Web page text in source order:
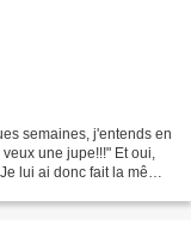
semaines, j'entends en
une jupe!!!" Et oui,
lui ai donc fait la même